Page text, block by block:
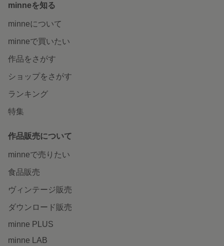
minneを知る
minneについて
minneで買いたい
作品をさがす
ショップをさがす
ランキング
特集
作品販売について
minneで売りたい
食品販売
ヴィンテージ販売
ダウンロード販売
minne PLUS
minne LAB